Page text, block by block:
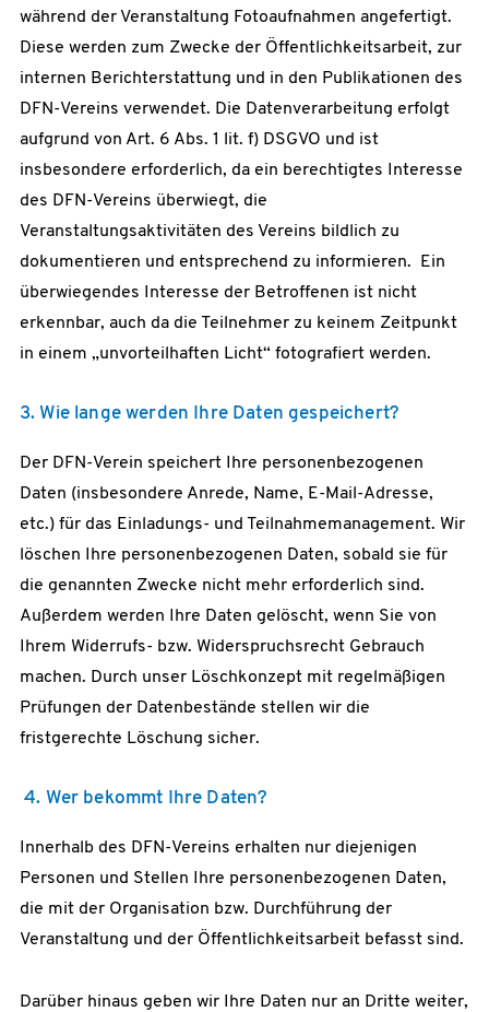
während der Veranstaltung Fotoaufnahmen angefertigt.
Diese werden zum Zwecke der Öffentlichkeitsarbeit, zur
internen Berichterstattung und in den Publikationen des
DFN-Vereins verwendet. Die Datenverarbeitung erfolgt
aufgrund von Art. 6 Abs. 1 lit. f) DSGVO und ist
insbesondere erforderlich, da ein berechtigtes Interesse
des DFN-Vereins überwiegt, die
Veranstaltungsaktivitäten des Vereins bildlich zu
dokumentieren und entsprechend zu informieren. Ein
überwiegendes Interesse der Betroffenen ist nicht
erkennbar, auch da die Teilnehmer zu keinem Zeitpunkt
in einem „unvorteilhaften Licht“ fotografiert werden.
3. Wie lange werden Ihre Daten gespeichert?
Der DFN-Verein speichert Ihre personenbezogenen
Daten (insbesondere Anrede, Name, E-Mail-Adresse,
etc.) für das Einladungs- und Teilnahmemanagement. Wir
löschen Ihre personenbezogenen Daten, sobald sie für
die genannten Zwecke nicht mehr erforderlich sind.
Außerdem werden Ihre Daten gelöscht, wenn Sie von
Ihrem Widerrufs- bzw. Widerspruchsrecht Gebrauch
machen. Durch unser Löschkonzept mit regelmäßigen
Prüfungen der Datenbestände stellen wir die
fristgerechte Löschung sicher.
4. Wer bekommt Ihre Daten?
Innerhalb des DFN-Vereins erhalten nur diejenigen
Personen und Stellen Ihre personenbezogenen Daten,
die mit der Organisation bzw. Durchführung der
Veranstaltung und der Öffentlichkeitsarbeit befasst sind.
Darüber hinaus geben wir Ihre Daten nur an Dritte weiter,